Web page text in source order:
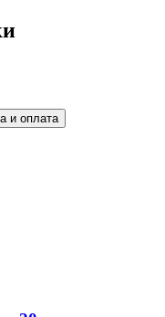
и оплата